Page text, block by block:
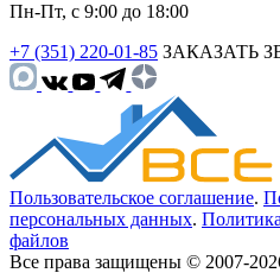
Пн-Пт, с 9:00 до 18:00
+7 (351) 220-01-85 ЗАКАЗАТЬ
Пользовательское соглашение.
персональных данных.
файлов
Все права защищены © 2007-